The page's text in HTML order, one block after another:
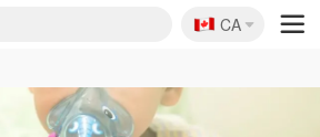
🇨🇦
CA